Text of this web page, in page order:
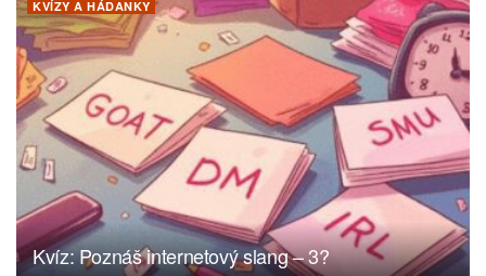
KVÍZY A HÁDANKY
Kvíz: Poznáš internetový slang – 3?